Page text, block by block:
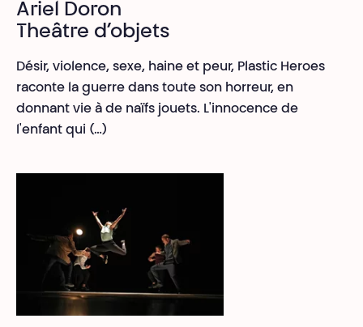
Ariel Doron
Theâtre d’objets
Désir, violence, sexe, haine et peur, Plastic Heroes
raconte la guerre dans toute son horreur, en
donnant vie à de naïfs jouets. L'innocence de
l'enfant qui (…)